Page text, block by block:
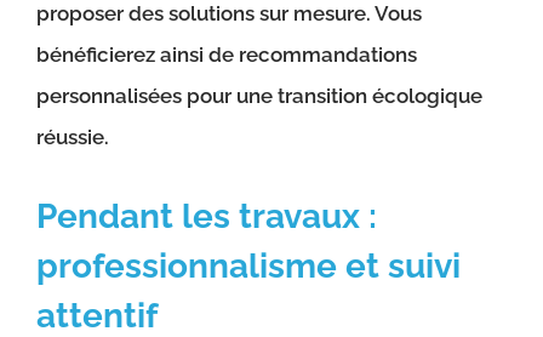
proposer des solutions sur mesure. Vous
bénéficierez ainsi de recommandations
personnalisées pour une transition écologique
réussie.
Pendant les travaux :
professionnalisme et suivi
attentif